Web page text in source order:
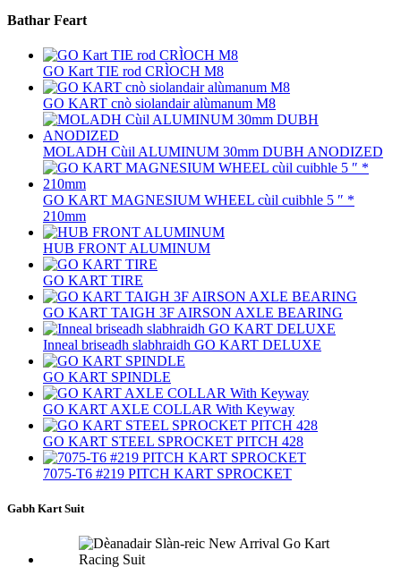
Bathar Feart
GO Kart TIE rod CRÌOCH M8
GO KART cnò siolandair alùmanum M8
MOLADH Cùil ALUMINUM 30mm DUBH ANODIZED
GO KART MAGNESIUM WHEEL cùil cuibhle 5 ″ *
210mm
HUB FRONT ALUMINUM
GO KART TIRE
GO KART TAIGH 3F AIRSON AXLE BEARING
Inneal briseadh slabhraidh GO KART DELUXE
GO KART SPINDLE
GO KART AXLE COLLAR With Keyway
GO KART STEEL SPROCKET PITCH 428
7075-T6 #219 PITCH KART SPROCKET
Gabh Kart Suit